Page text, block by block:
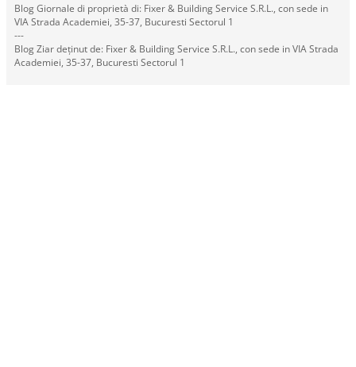
Blog Giornale di proprietà di: Fixer & Building Service S.R.L., con sede in
VIA Strada Academiei, 35-37, Bucuresti Sectorul 1
---
Blog Ziar deținut de: Fixer & Building Service S.R.L., con sede in VIA Strada
Academiei, 35-37, Bucuresti Sectorul 1